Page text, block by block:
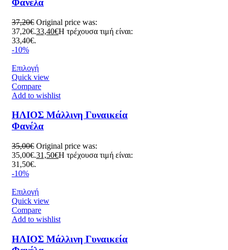
Φανέλα
37,20€ Original price was:
37,20€.33,40€Η τρέχουσα τιμή είναι:
33,40€.
-10%
Επιλογή
Quick view
Compare
Add to wishlist
ΗΛΙΟΣ Μάλλινη Γυναικεία
Φανέλα
35,00€ Original price was:
35,00€.31,50€Η τρέχουσα τιμή είναι:
31,50€.
-10%
Επιλογή
Quick view
Compare
Add to wishlist
ΗΛΙΟΣ Μάλλινη Γυναικεία